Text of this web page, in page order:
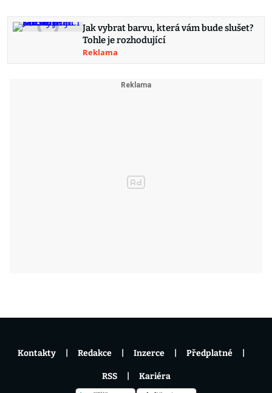
Jak vybrat barvu, která vám bude slušet?
Tohle je rozhodující
Reklama
Kontakty Redakce Inzerce Předplatné
RSS Kariéra